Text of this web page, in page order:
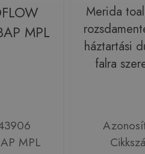
MPL
MPL
Merida
háztartási
falra